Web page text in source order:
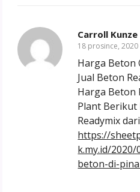
Carroll Kunze
18 prosince, 2020
Harga Beton
Jual Beton
Harga Beton
Plant Berikut
Readymix
https://
k.my.id/
beton-di-